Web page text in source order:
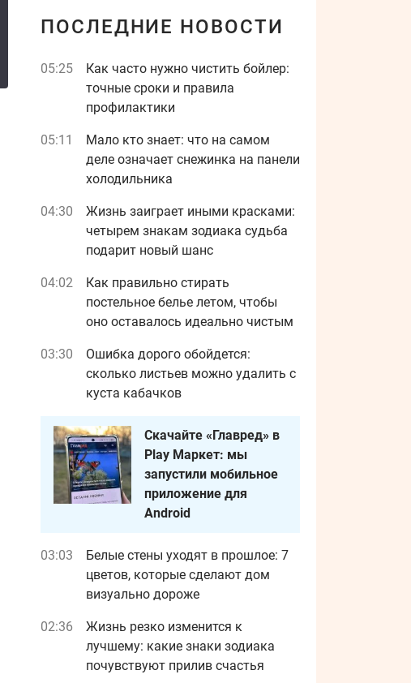
ПОСЛЕДНИЕ НОВОСТИ
05:25
Как часто нужно чистить бойлер:
точные сроки и правила
профилактики
05:11
Мало кто знает: что на самом
деле означает снежинка на панели
холодильника
04:30
Жизнь заиграет иными красками:
четырем знакам зодиака судьба
подарит новый шанс
04:02
Как правильно стирать
постельное белье летом, чтобы
оно оставалось идеально чистым
03:30
Ошибка дорого обойдется:
сколько листьев можно удалить с
куста кабачков
Скачайте «Главред» в
Play Маркет: мы
запустили мобильное
приложение для
Android
03:03
Белые стены уходят в прошлое: 7
цветов, которые сделают дом
визуально дороже
02:36
Жизнь резко изменится к
лучшему: какие знаки зодиака
почувствуют прилив счастья